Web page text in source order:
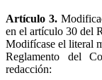
Artículo 3.
en el artículo 30 del
Modifícase el literal
Reglamento del
redacción: